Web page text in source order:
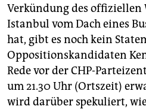
Verkündung des offiziellen
Istanbul vom Dach eines
hat, gibt es noch kein
Oppositionskandidaten
Rede vor der CHP-
um 21.30 Uhr (Ortszeit)
wird darüber spekuliert,